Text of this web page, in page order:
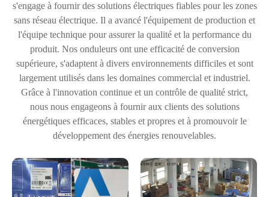
s'engage à fournir des solutions électriques fiables pour les zones
sans réseau électrique. Il a avancé l'équipement de production et
l'équipe technique pour assurer la qualité et la performance du
produit. Nos onduleurs ont une efficacité de conversion
supérieure, s'adaptent à divers environnements difficiles et sont
largement utilisés dans les domaines commercial et industriel.
Grâce à l'innovation continue et un contrôle de qualité strict,
nous nous engageons à fournir aux clients des solutions
énergétiques efficaces, stables et propres et à promouvoir le
développement des énergies renouvelables.